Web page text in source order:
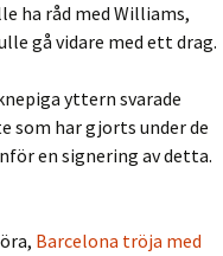
ha råd med Williams,
gå vidare med ett drag.
yttern svarade
som har gjorts under de
en signering av detta.
Barcelona tröja med